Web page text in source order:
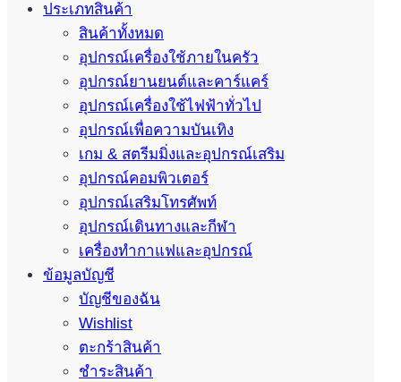
ประเภทสินค้า
สินค้าทั้งหมด
อุปกรณ์เครื่องใช้ภายในครัว
อุปกรณ์ยานยนต์และคาร์แคร์
อุปกรณ์เครื่องใช้ไฟฟ้าทั่วไป
อุปกรณ์เพื่อความบันเทิง
เกม & สตรีมมิ่งและอุปกรณ์เสริม
อุปกรณ์คอมพิวเตอร์
อุปกรณ์เสริมโทรศัพท์
อุปกรณ์เดินทางและกีฬา
เครื่องทำกาแฟและอุปกรณ์
ข้อมูลบัญชี
บัญชีของฉัน
Wishlist
ตะกร้าสินค้า
ชำระสินค้า